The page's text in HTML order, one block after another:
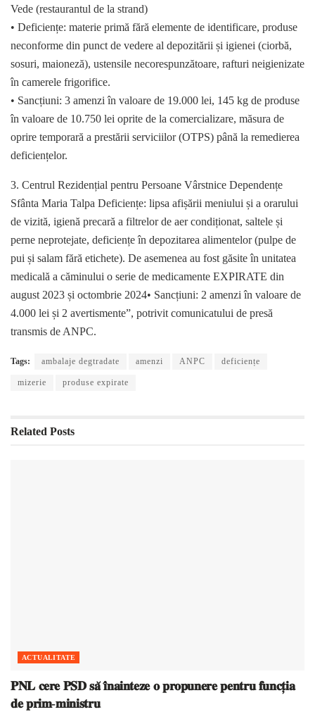
Vede (restaurantul de la strand)
• Deficiențe: materie primă fără elemente de identificare, produse
neconforme din punct de vedere al depozitării și igienei (ciorbă,
sosuri, maioneză), ustensile necorespunzătoare, rafturi neigienizate
în camerele frigorifice.
• Sancțiuni: 3 amenzi în valoare de 19.000 lei, 145 kg de produse
în valoare de 10.750 lei oprite de la comercializare, măsura de
oprire temporară a prestării serviciilor (OTPS) până la remedierea
deficiențelor.
3. Centrul Rezidențial pentru Persoane Vârstnice Dependențe
Sfânta Maria Talpa Deficiențe: lipsa afișării meniului și a orarului
de vizită, igienă precară a filtrelor de aer condiționat, saltele și
perne neprotejate, deficiențe în depozitarea alimentelor (pulpe de
pui și salam fără etichete). De asemenea au fost găsite în unitatea
medicală a căminului o serie de medicamente EXPIRATE din
august 2023 și octombrie 2024• Sancțiuni: 2 amenzi în valoare de
4.000 lei și 2 avertismente”, potrivit comunicatului de presă
transmis de ANPC.
Tags: ambalaje degtradate amenzi ANPC deficiențe
mizerie produse expirate
Related Posts
ACTUALITATE
𝐏𝐍𝐋 𝐜𝐞𝐫𝐞 𝐏𝐒𝐃 𝐬𝐚̆ 𝐢̂𝐧𝐚𝐢𝐧𝐭𝐞𝐳𝐞 𝐨 𝐩𝐫𝐨𝐩𝐮𝐧𝐞𝐫𝐞 𝐩𝐞𝐧𝐭𝐫𝐮 𝐟𝐮𝐧𝐜𝐭̦𝐢𝐚
𝐝𝐞 𝐩𝐫𝐢𝐦-𝐦𝐢𝐧𝐢𝐬𝐭𝐫𝐮